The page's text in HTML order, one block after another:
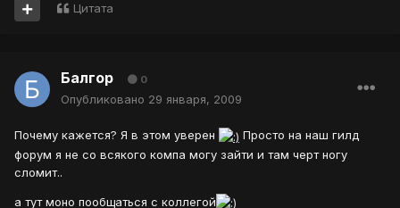
Цитата
Балгор 0
Опубликовано 29 января, 2009
Почему кажется? Я в этом уверен
Просто на наш гилд
форум я не со всякого компа могу зайти и там черт ногу
сломит..
а тут моно пообщаться с коллегой